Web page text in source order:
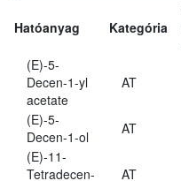
Hatóanyag Kategória
(E)-5-
Decen-1-yl
acetate
AT
(E)-5-
Decen-1-ol
AT
(E)-11-
Tetradecen-
AT